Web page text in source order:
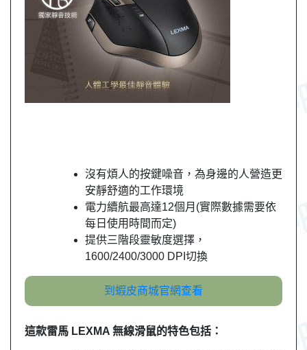
沒有煩人的按鍵噪音，為身邊的人營造更
安靜舒適的工作環境
電力續航最高達12個月(實際數據需要依
每日使用時間而定)
提供三階段靈敏度選擇，
1600/2400/3000 DPI切換
到蝦皮商城官網查看
這款雷馬 LEXMA 無線滑鼠的特色包括：